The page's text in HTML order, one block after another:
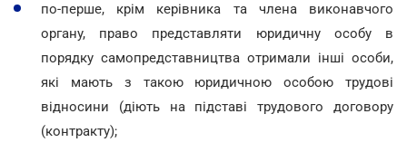
по-перше, крім керівника та члена виконавчого
органу, право представляти юридичну особу в
порядку самопредставництва отримали інші особи,
які мають з такою юридичною особою трудові
відносини (діють на підставі трудового договору
(контракту);